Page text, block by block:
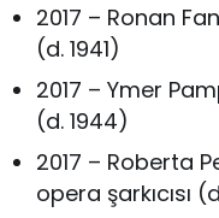
2017 – Ronan
(d. 1941)
2017 – Ymer
(d. 1944)
2017 – Roberta
opera şarkıcısı